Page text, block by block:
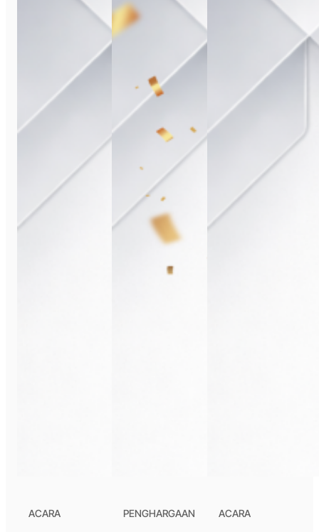
ACARA PENGHARGAAN ACARA